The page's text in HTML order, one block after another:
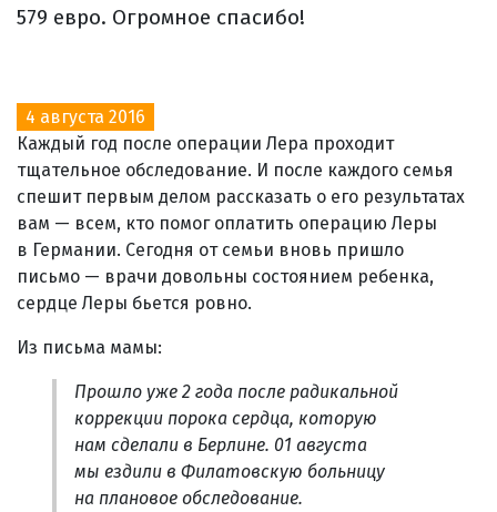
579 евро. Огромное спасибо!
4 августа 2016
Каждый год после операции Лера проходит
тщательное обследование. И после каждого семья
спешит первым делом рассказать о его результатах
вам — всем, кто помог оплатить операцию Леры
в Германии. Сегодня от семьи вновь пришло
письмо — врачи довольны состоянием ребенка,
сердце Леры бьется ровно.
Из письма мамы:
Прошло уже 2 года после радикальной
коррекции порока сердца, которую
нам сделали в Берлине. 01 августа
мы ездили в Филатовскую больницу
на плановое обследование.